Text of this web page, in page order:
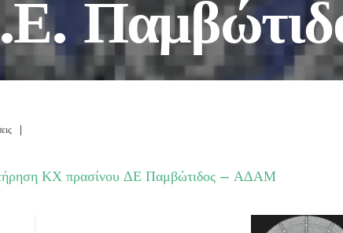
|
ΚΧ πρασίνου ΔΕ Παμβώτιδος – ΑΔΑΜ